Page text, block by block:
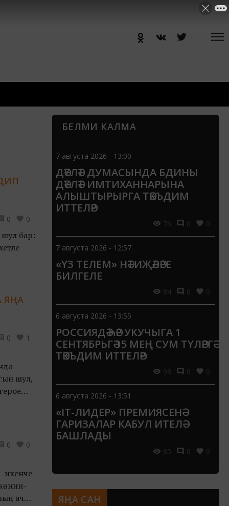
0 0
шул бар:
ЯҢА
0 1
шул,
0 0
икенче
ачык
БЕЛМИ КАЛМА
7 августа 2026 - 13:00
ДӘҮЛӘТ ДУМАСЫНДА БДИНЫ
ДӘҮЛӘТ ИМТИХАННАРЫНА
АЛЫШТЫРЫРГА ТӘКЪДИМ
ИТТЕЛӘР
76 0 0
7 августа 2026 - 12:57
«ҮЗ ТЕЛЕМ» НӘТИҖӘЛӘРЕ
БИЛГЕЛЕ
84 0 0
6 августа 2026 - 13:55
РОССИЯДӘ ҺӘР УКУЧЫГА 1
СЕНТЯБРЬГӘ 15 МЕҢ СУМ ТҮЛӘРГӘ
ТӘКЪДИМ ИТТЕЛӘР
98 0 0
6 августа 2026 - 13:51
«IT-ЛИДЕР» ПРЕМИЯСЕНӘ
ГАРИЗАЛАР КАБУЛ ИТЕЛӘ
БАШЛАДЫ
85 0 0
ЯҢА САН